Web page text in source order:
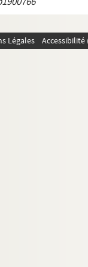
Légales